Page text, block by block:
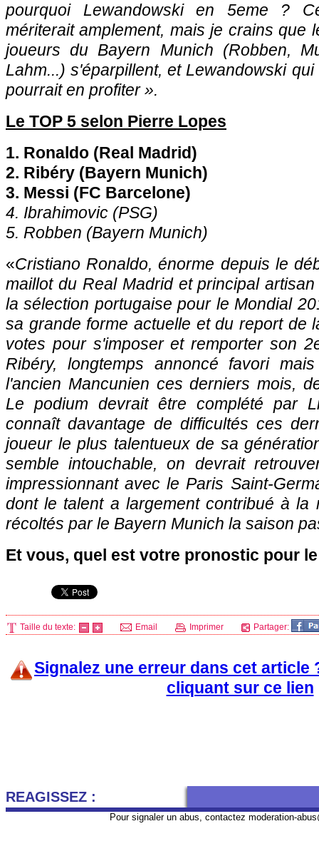
pourquoi Lewandowski en 5eme ?
mériterait amplement, mais je crains que
joueurs du Bayern Munich (Robben,
Lahm...) s'éparpillent, et Lewandowski
pourrait en profiter ».
Le TOP 5 selon Pierre Lopes
1. Ronaldo (Real Madrid)
2. Ribéry (Bayern Munich)
3. Messi (FC Barcelone)
4. Ibrahimovic (PSG)
5. Robben (Bayern Munich)
«Cristiano Ronaldo, énorme depuis le
maillot du Real Madrid et principal
la sélection portugaise pour le Mondial
sa grande forme actuelle et du report de
votes pour s'imposer et remporter son
Ribéry, longtemps annoncé favori
l'ancien Mancunien ces derniers mois,
Le podium devrait être complété par
connaît davantage de difficultés ces
joueur le plus talentueux de sa
semble intouchable, on devrait
impressionnant avec le Paris Saint-
dont le talent a largement contribué à la
récoltés par le Bayern Munich la saison
Et vous, quel est votre pronostic pour le
Taille du texte: Email Imprimer Partager:
Signalez une erreur dans cet article
cliquant sur ce lien
REAGISSEZ :
Pour signaler un abus, contactez moderation-